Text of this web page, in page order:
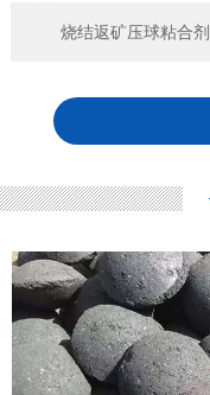
烧结返矿压球粘合剂